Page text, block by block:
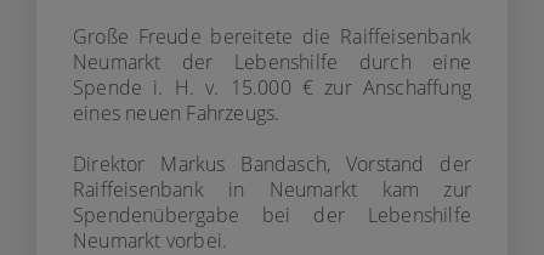
Große Freude bereitete die Raiffeisenbank
Neumarkt der Lebenshilfe durch eine
Spende i. H. v. 15.000 € zur Anschaffung
eines neuen Fahrzeugs.
Direktor Markus Bandasch, Vorstand der
Raiffeisenbank in Neumarkt kam zur
Spendenübergabe bei der Lebenshilfe
Neumarkt vorbei.